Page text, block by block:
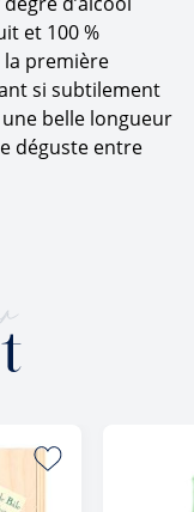
et 100 %
la première
si subtilement
belle longueur
déguste entre